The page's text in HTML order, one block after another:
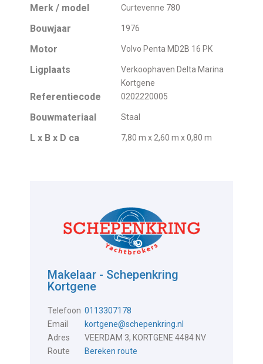
Merk / model Curtevenne 780
Bouwjaar 1976
Motor Volvo Penta MD2B 16 PK
Ligplaats
Verkoophaven Delta Marina
Kortgene
Referentiecode 0202220005
Bouwmateriaal Staal
L x B x D ca 7,80 m x 2,60 m x 0,80 m
Makelaar - Schepenkring
Kortgene
Telefoon 0113307178
Email
kortgene@schepenkring.nl
Adres
VEERDAM 3, KORTGENE 4484 NV
Route
Bereken route